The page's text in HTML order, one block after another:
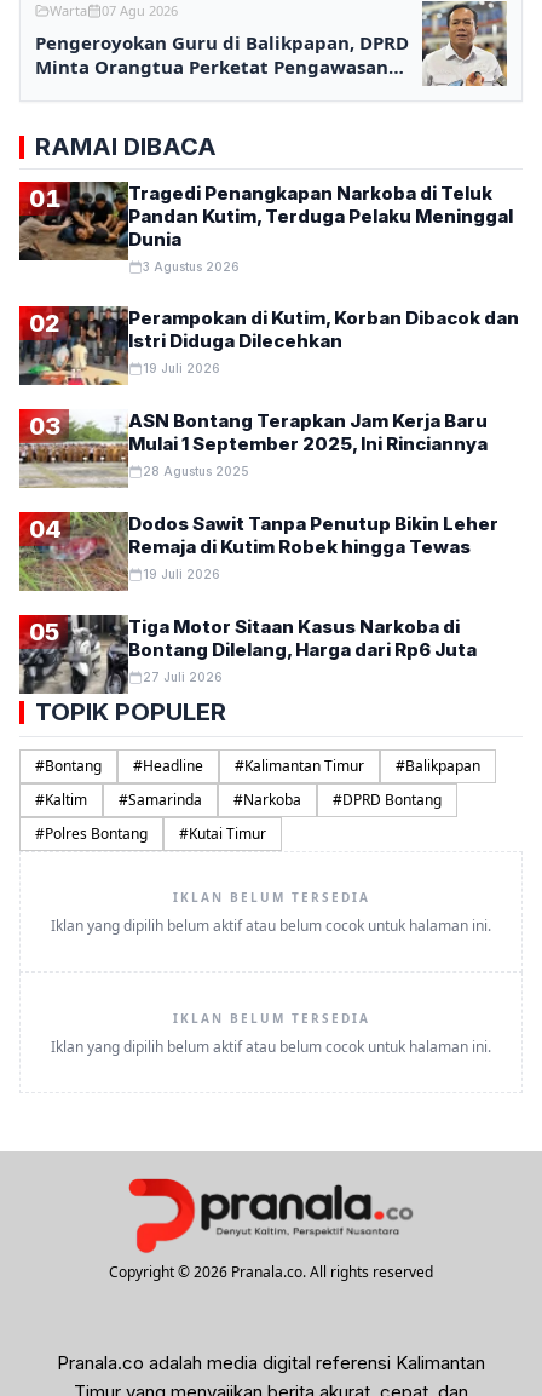
Warta 07 Agu 2026
Pengeroyokan Guru di Balikpapan, DPRD
Minta Orangtua Perketat Pengawasan
RAMAI DIBACA
01
Tragedi Penangkapan Narkoba di Teluk
Pandan Kutim, Terduga Pelaku Meninggal
Dunia
3 Agustus 2026
02
Perampokan di Kutim, Korban Dibacok dan
Istri Diduga Dilecehkan
19 Juli 2026
03
ASN Bontang Terapkan Jam Kerja Baru
Mulai 1 September 2025, Ini Rinciannya
28 Agustus 2025
04
Dodos Sawit Tanpa Penutup Bikin Leher
Remaja di Kutim Robek hingga Tewas
19 Juli 2026
05
Tiga Motor Sitaan Kasus Narkoba di
Bontang Dilelang, Harga dari Rp6 Juta
27 Juli 2026
TOPIK POPULER
#Bontang #Headline #Kalimantan Timur #Balikpapan
#Kaltim #Samarinda #Narkoba #DPRD Bontang
#Polres Bontang #Kutai Timur
IKLAN BELUM TERSEDIA
Iklan yang dipilih belum aktif atau belum cocok untuk halaman ini.
IKLAN BELUM TERSEDIA
Iklan yang dipilih belum aktif atau belum cocok untuk halaman ini.
Copyright © 2026 Pranala.co. All rights reserved
Pranala.co adalah media digital referensi Kalimantan